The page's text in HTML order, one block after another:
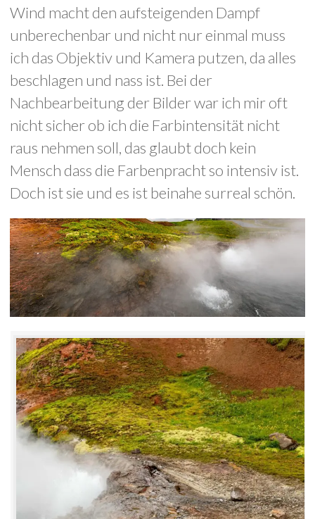
Wind macht den aufsteigenden Dampf
unberechenbar und nicht nur einmal muss
ich das Objektiv und Kamera putzen, da alles
beschlagen und nass ist. Bei der
Nachbearbeitung der Bilder war ich mir oft
nicht sicher ob ich die Farbintensität nicht
raus nehmen soll, das glaubt doch kein
Mensch dass die Farbenpracht so intensiv ist.
Doch ist sie und es ist beinahe surreal schön.